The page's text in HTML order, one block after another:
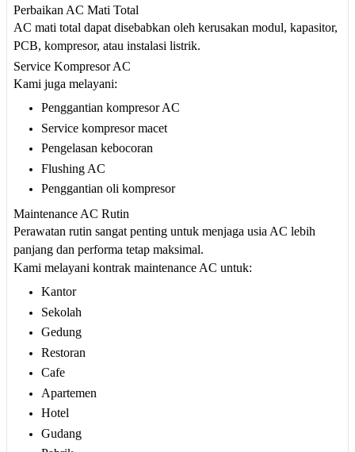
Perbaikan AC Mati Total
AC mati total dapat disebabkan oleh kerusakan modul, kapasitor,
PCB, kompresor, atau instalasi listrik.
Service Kompresor AC
Kami juga melayani:
Penggantian kompresor AC
Service kompresor macet
Pengelasan kebocoran
Flushing AC
Penggantian oli kompresor
Maintenance AC Rutin
Perawatan rutin sangat penting untuk menjaga usia AC lebih
panjang dan performa tetap maksimal.
Kami melayani kontrak maintenance AC untuk:
Kantor
Sekolah
Gedung
Restoran
Cafe
Apartemen
Hotel
Gudang